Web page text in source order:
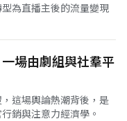
為直播主後的流量變現
場由劇組與社羣平
這場輿論熱潮背後，是
銷與注意力經濟學。